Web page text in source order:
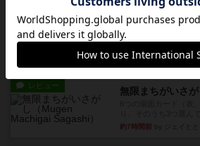
充実
花火
ずっと前のドイツ年間
約5時間前by tamio
レビュー 無限まちがいさが
約7時間前